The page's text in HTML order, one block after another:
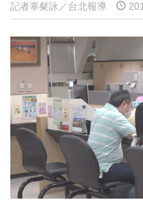
記者辜粲詠／台北報導